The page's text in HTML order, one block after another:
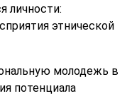
личности:
этнической
молодежь в
потенциала